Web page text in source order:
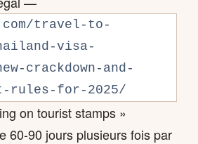
travel-to-
visa-
crackdown-and-
rules-for-2025/
on tourist stamps »
60-90 jours plusieurs fois par